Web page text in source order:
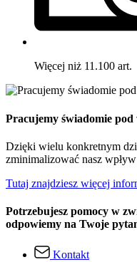
Więcej niż 11.100 art.
Pracujemy świadomie
Dzięki wielu konkretnym
zminimalizować nasz
Tutaj znajdziesz więcej
Potrzebujesz pomocy w
odpowiemy na Twoje
Kontakt